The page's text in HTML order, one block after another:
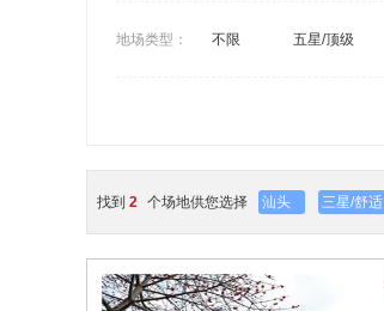
地场类型： 不限 五星/顶级
找到 2 个场地供您选择 汕头 三星/舒适